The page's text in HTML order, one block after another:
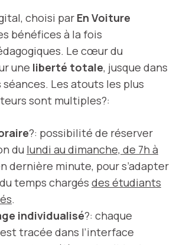
choisi par En Voiture
bénéfices à la fois
Le cœur du
une liberté totale, jusque dans
Les atouts les plus
sont multiples?:
?: possibilité de réserver
du lundi au dimanche, de 7h à
dernière minute, pour s’adapter
temps chargés des étudiants
.
individualisé?: chaque
tracée dans l’interface